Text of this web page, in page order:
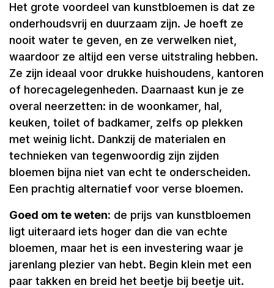
Het grote voordeel van kunstbloemen is dat ze
onderhoudsvrij en duurzaam zijn. Je hoeft ze
nooit water te geven, en ze verwelken niet,
waardoor ze altijd een verse uitstraling hebben.
Ze zijn ideaal voor drukke huishoudens, kantoren
of horecagelegenheden. Daarnaast kun je ze
overal neerzetten: in de woonkamer, hal,
keuken, toilet of badkamer, zelfs op plekken
met weinig licht. Dankzij de materialen en
technieken van tegenwoordig zijn zijden
bloemen bijna niet van echt te onderscheiden.
Een prachtig alternatief voor verse bloemen.
Goed om te weten: de prijs van kunstbloemen
ligt uiteraard iets hoger dan die van echte
bloemen, maar het is een investering waar je
jarenlang plezier van hebt. Begin klein met een
paar takken en breid het beetje bij beetje uit.